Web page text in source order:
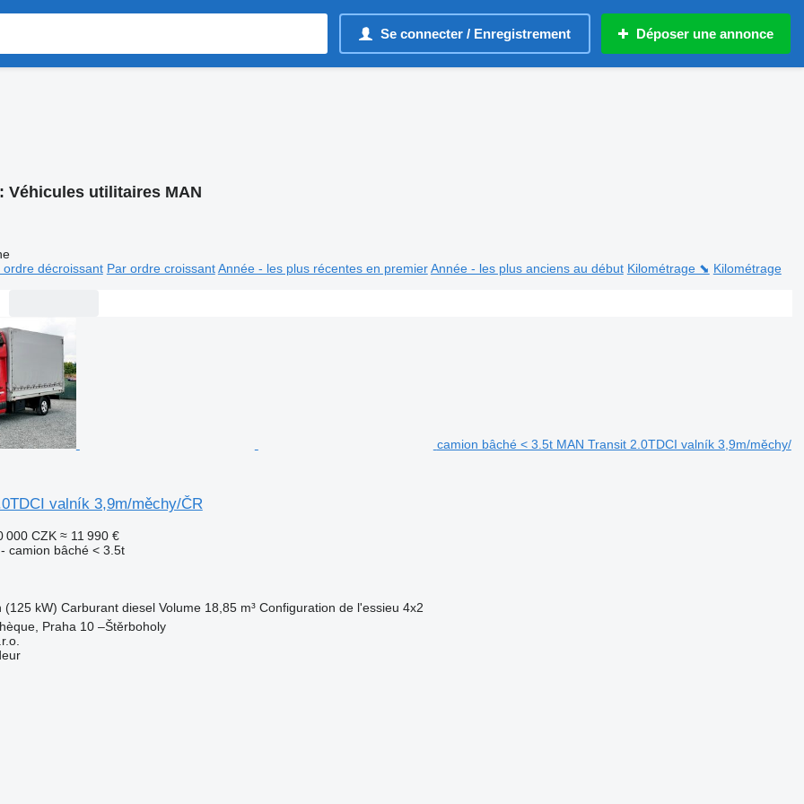
Se connecter / Enregistrement Déposer une annonce
Véhicules utilitaires MAN
ordre décroissant Par ordre croissant Année - les plus récentes en premier Année - les plus anciens au début Kilométrage ⬊ Kilométrage
camion bâché < 3.5t MAN Transit 2.0TDCI valník 3,9m/měchy/
valník 3,9m/měchy/ČR
000 CZK ≈ 11 990 €
camion bâché < 3.5t
(125 kW) Carburant diesel Volume 18,85 m³ Configuration de l'essieu 4x2
Praha 10 –Štěrboholy